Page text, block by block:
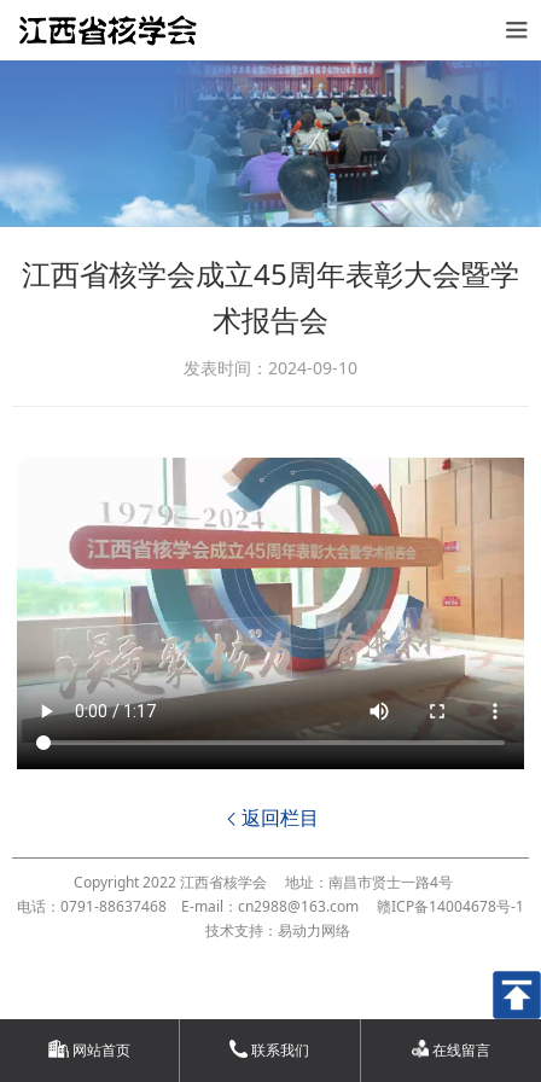
江西省核学会成立45周年表彰大会暨学
术报告会
发表时间：2024-09-10
 返回栏目
Copyright 2022 江西省核学会 地址：南昌市贤士一路4号
电话：0791-88637468
E-mail：cn2988@163.com
赣ICP备14004678号-1
技术支持：易动力网络
网站首页 联系我们 在线留言